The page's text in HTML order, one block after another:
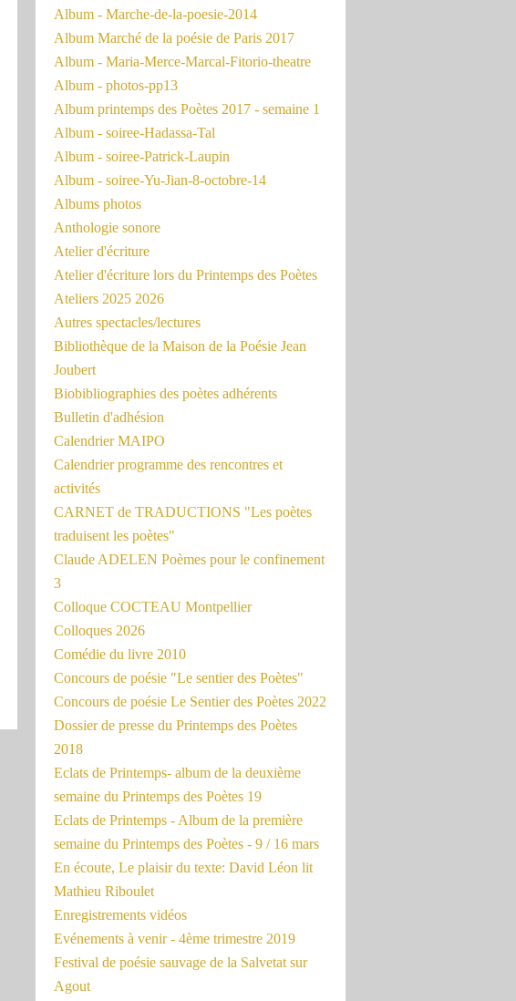
Album - Marche-de-la-poesie-2014
Album Marché de la poésie de Paris 2017
Album - Maria-Merce-Marcal-Fitorio-theatre
Album - photos-pp13
Album printemps des Poètes 2017 - semaine 1
Album - soiree-Hadassa-Tal
Album - soiree-Patrick-Laupin
Album - soiree-Yu-Jian-8-octobre-14
Albums photos
Anthologie sonore
Atelier d'écriture
Atelier d'écriture lors du Printemps des Poètes
Ateliers 2025 2026
Autres spectacles/lectures
Bibliothèque de la Maison de la Poésie Jean
Joubert
Biobibliographies des poètes adhérents
Bulletin d'adhésion
Calendrier MAIPO
Calendrier programme des rencontres et
activités
CARNET de TRADUCTIONS "Les poètes
traduisent les poètes"
Claude ADELEN Poèmes pour le confinement
3
Colloque COCTEAU Montpellier
Colloques 2026
Comédie du livre 2010
Concours de poésie "Le sentier des Poètes"
Concours de poésie Le Sentier des Poètes 2022
Dossier de presse du Printemps des Poètes
2018
Eclats de Printemps- album de la deuxième
semaine du Printemps des Poètes 19
Eclats de Printemps - Album de la première
semaine du Printemps des Poètes - 9 / 16 mars
En écoute, Le plaisir du texte: David Léon lit
Mathieu Riboulet
Enregistrements vidéos
Evénements à venir - 4ème trimestre 2019
Festival de poésie sauvage de la Salvetat sur
Agout